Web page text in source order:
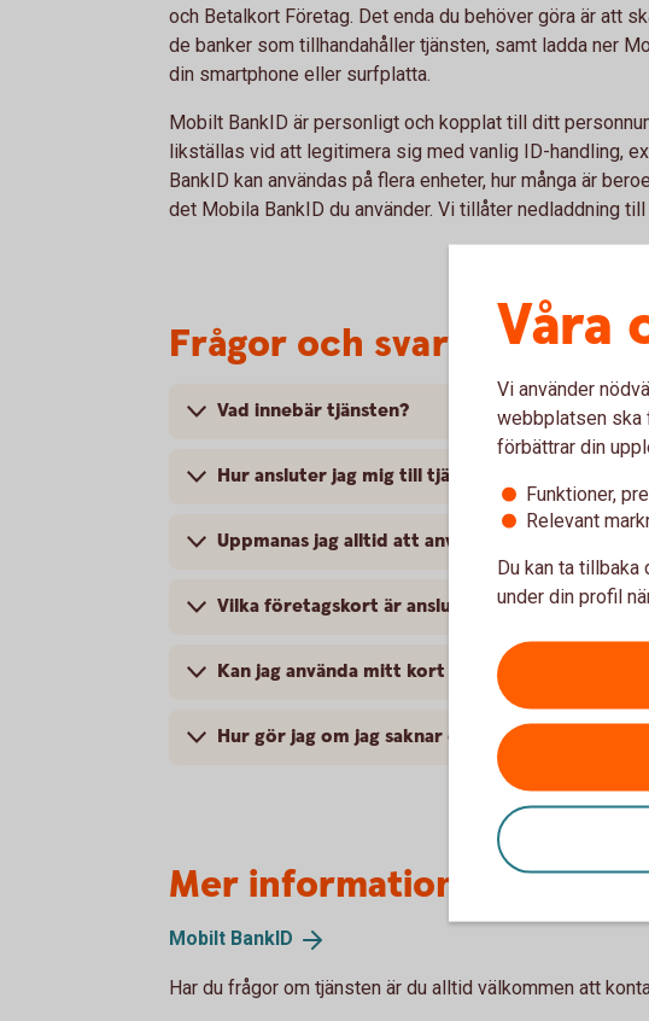
och Betalkort Företag. Det enda du behöver göra är att
de banker som tillhandahåller tjänsten, samt ladda ner
din smartphone eller surfplatta.
Mobilt BankID är personligt och kopplat till ditt
likställas vid att legitimera sig med vanlig ID-handling,
BankID kan användas på flera enheter, hur många är
det Mobila BankID du använder. Vi tillåter nedladdning till
Frågor och svar om
Vad innebär tjänsten?
Hur ansluter jag mig till tjänsten?
Uppmanas jag alltid att använda Mobilt BankID
Vilka företagskort är ansluta till tjänsten?
Kan jag använda mitt kort i en butik som inte är
Hur gör jag om jag saknar en smartphone eller
Mer information
Mobilt BankID
Har du frågor om tjänsten är du alltid välkommen att
Våra
Vi använder
webbplatsen ska
förbättrar din
Funktioner,
Relevant
Du kan ta
under din profil